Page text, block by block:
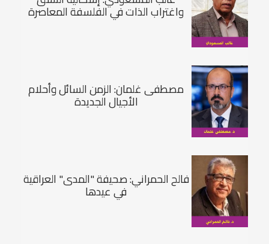
واغتراب الذات في الفلسفة المعاصرة
مصطفى غلمان: الزمن السائل وأحلام
الأجيال الجديدة
فالح الحمراني: صحيفة "المدى" العراقية
في عيدها